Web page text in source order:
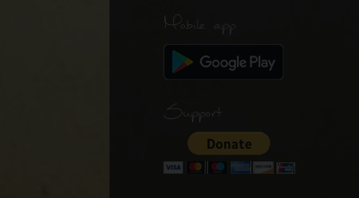
Mobile app
Support